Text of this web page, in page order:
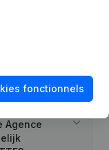
Agence
fonctionnels